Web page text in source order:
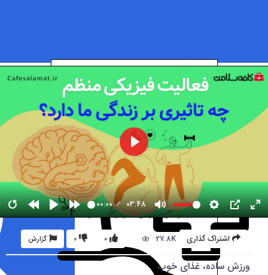
00:00 03:48
اشتراک گذاری 27.8K گزارش 0 0
ورزش ساده، غذای خوب